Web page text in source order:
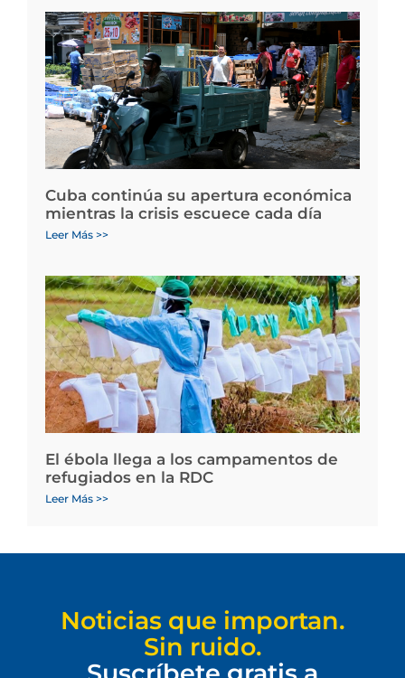
Cuba continúa su apertura económica
mientras la crisis escuece cada día
Leer Más >>
El ébola llega a los campamentos de
refugiados en la RDC
Leer Más >>
Noticias que importan.
Sin ruido.